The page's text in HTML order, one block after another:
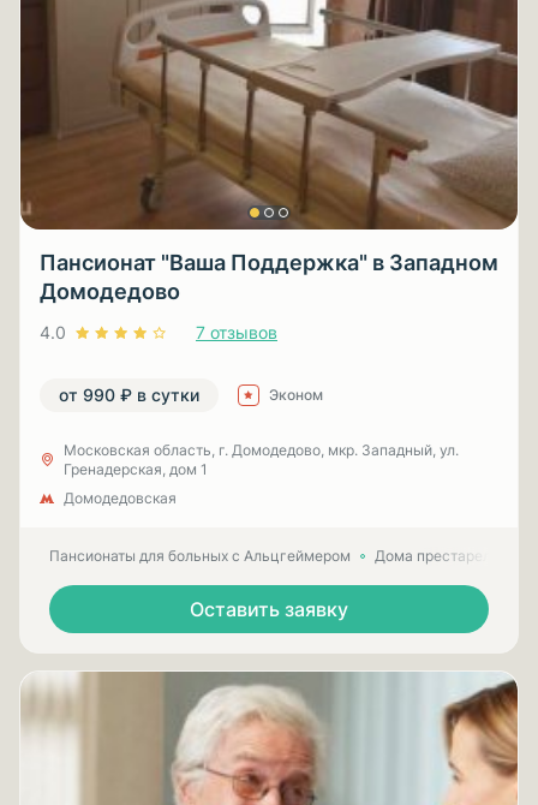
Пансионат "Ваша Поддержка" в Западном
Домодедово
4.0 7 отзывов
от 990 ₽ в сутки Эконом
Московская область, г. Домодедово, мкр. Западный, ул.
Гренадерская, дом 1
Домодедовская
Пансионаты для больных с Альцгеймером Дома престарелых
Оставить заявку